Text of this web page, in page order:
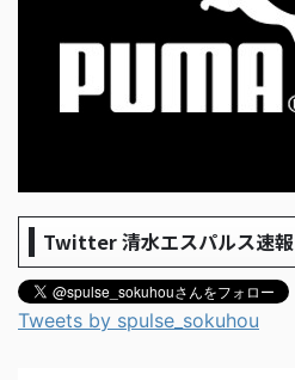
Twitter 清水エスパルス速報
Tweets by spulse_sokuhou